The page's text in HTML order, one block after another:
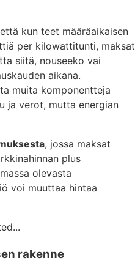
kun teet määräaikaisen
per kilowattitunti, maksat
siitä, nouseeko vai
aikana.
muita komponentteja
ja verot, mutta energian
, jossa maksat
plus
olevasta
voi muuttaa hintaa
rakenne